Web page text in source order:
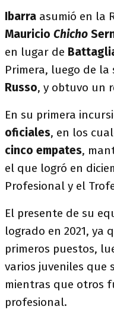
Ibarra asumió en la
Mauricio Chicho
en lugar de
Primera, luego de la
Russo, y obtuvo un
En su primera
oficiales, en los
cinco empates,
el que logró en
Profesional y el
El presente de su
logrado en 2021, ya
primeros puestos,
varios juveniles que
mientras que otros
profesional.